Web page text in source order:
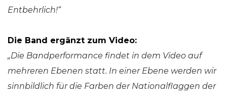
Entbehrlich!“
Die Band ergänzt zum Video:
„Die Bandperformance findet in dem Video auf
mehreren Ebenen statt. In einer Ebene werden wir
sinnbildlich für die Farben der Nationalflaggen der